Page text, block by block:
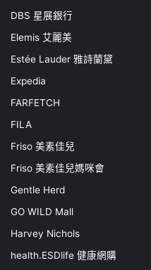
DBS 星展銀行
Elemis 艾麗美
Estée Lauder 雅詩蘭黛
Expedia
FARFETCH
FILA
Friso 美素佳兒
Friso 美素佳兒媽咪會
Gentle Herd
GO WILD Mall
Harvey Nichols
health.ESDlife 健康網購